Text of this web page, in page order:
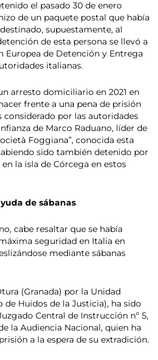
el pasado 30 de enero
de un paquete postal que había
supuestamente, al
de esta persona se llevó a
Europea de Detención y Entrega
italianas.
arresto domiciliario en 2021 en
frente a una pena de prisión
considerado por las autoridades
de Marco Raduano, líder de
Foggiana”, conocida esta
sido también detenido por
la isla de Córcega en estos
de sábanas
cabe resaltar que se había
seguridad en Italia en
mediante sábanas
(Granada) por la Unidad
de Huidos de la Justicia), ha sido
Central de Instrucción nº 5,
la Audiencia Nacional, quien ha
a la espera de su extradición.